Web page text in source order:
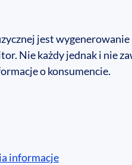
jest wygenerowanie
Nie każdy jednak i nie
o konsumencie.
informacje